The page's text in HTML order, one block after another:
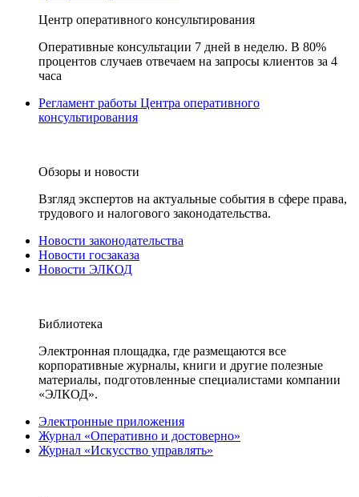
Центр оперативного консультирования
Оперативные консультации 7 дней в неделю. В 80%
процентов случаев отвечаем на запросы клиентов за 4
часа
Регламент работы Центра оперативного
консультирования
Обзоры и новости
Взгляд экспертов на актуальные события в сфере права,
трудового и налогового законодательства.
Новости законодательства
Новости госзаказа
Новости ЭЛКОД
Библиотека
Электронная площадка, где размещаются все
корпоративные журналы, книги и другие полезные
материалы, подготовленные специалистами компании
«ЭЛКОД».
Электронные приложения
Журнал «Оперативно и достоверно»
Журнал «Искусство управлять»